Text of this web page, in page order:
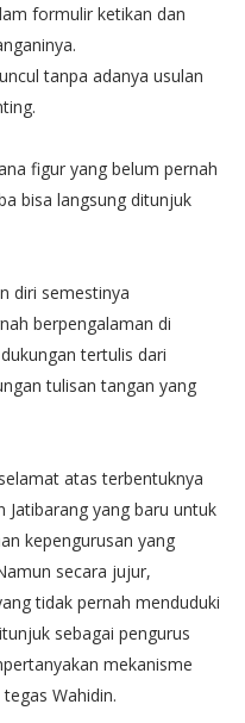
formulir ketikan dan
tanpa adanya usulan
figur yang belum pernah
bisa langsung ditunjuk
diri semestinya
berpengalaman di
tertulis dari
tulisan tangan yang
atas terbentuknya
Jatibarang yang baru untuk
kepengurusan yang
secara jujur,
tidak pernah menduduki
sebagai pengurus
mekanisme
Wahidin.